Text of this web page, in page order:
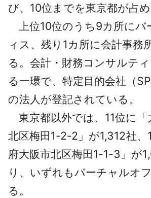
び、10位までを東京都が占め
上位10位のうち9カ所にバ
ィス、残り1カ所に会計事務
る。会計・財務コンサルテ
る一環で、特定目的会社（
の法人が登記されている。
東京都以外では、11位に「
北区梅田1-2-2」が1,312社、
府大阪市北区梅田1-1-3」が
り、いずれもバーチャルオ
る。